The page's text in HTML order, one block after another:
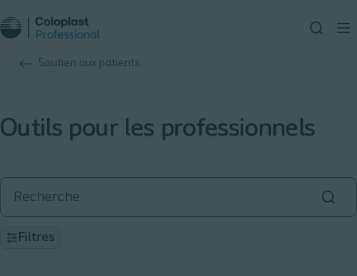
Soutien aux patients
Outils pour les professionnels
Filtres